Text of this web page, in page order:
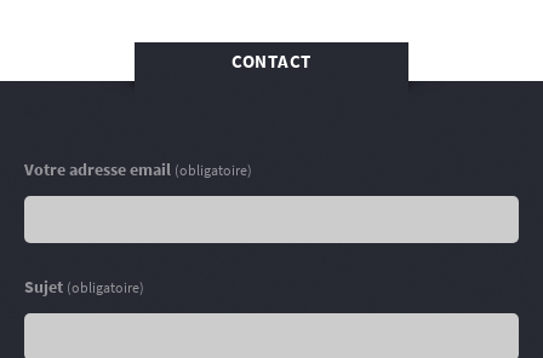
CONTACT
Votre adresse email (obligatoire)
Sujet (obligatoire)